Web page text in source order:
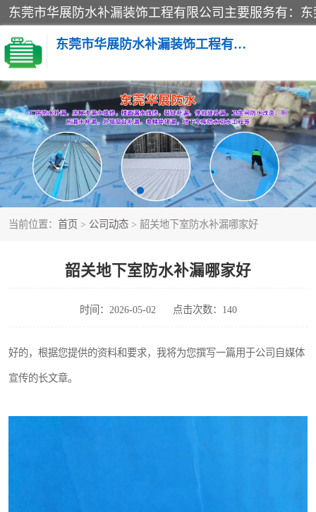
东莞市华展防水补漏装饰工程有限公司
当前位置： 首页 > 公司动态 > 韶关地下室防水补漏哪家好
韶关地下室防水补漏哪家好
时间：2026-05-02 点击次数：140
好的，根据您提供的资料和要求，我将为您撰写一篇用于公司自媒体
宣传的长文章。
楼面防水补漏
阳台卫生间防水补漏
金属房搭建及补漏